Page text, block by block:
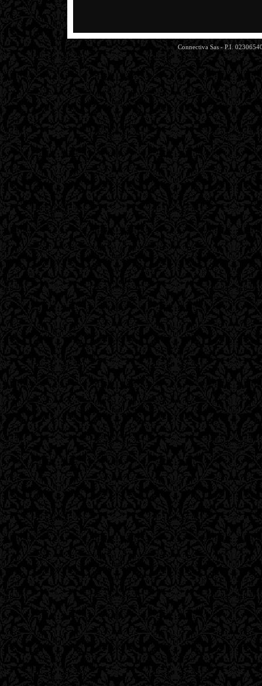
Connectiva Sas - P.I.